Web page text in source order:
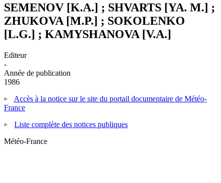
SEMENOV [K.A.] ; SHVARTS [YA. M.] ;
ZHUKOVA [M.P.] ; SOKOLENKO
[L.G.] ; KAMYSHANOVA [V.A.]
Editeur
-
Année de publication
1986
Accès à la notice sur le site du portail documentaire de Météo-
France
Liste complète des notices publiques
Météo-France